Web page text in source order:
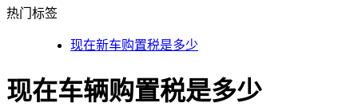
热门标签
现在新车购置税是多少
现在车辆购置税是多少